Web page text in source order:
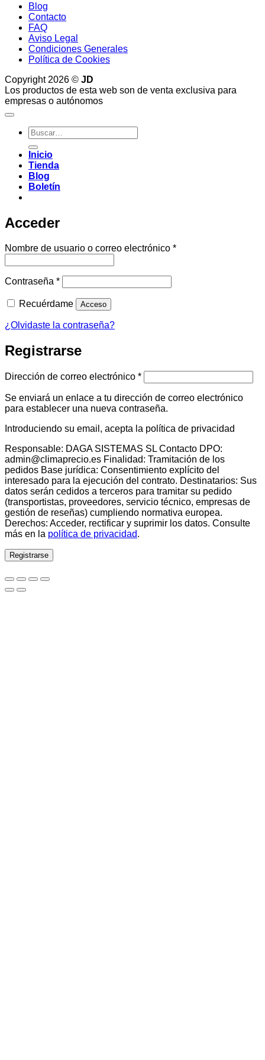
Blog
Contacto
FAQ
Aviso Legal
Condiciones Generales
Política de Cookies
Copyright 2026 © JD
Los productos de esta web son de venta exclusiva para
empresas o autónomos
Buscar
por:
Inicio
Tienda
Blog
Boletín
Acceder
Nombre de usuario o correo electrónico *Obligatorio
Contraseña *Obligatorio
Recuérdame Acceso
¿Olvidaste la contraseña?
Registrarse
Dirección de correo electrónico *Obligatorio
Se enviará un enlace a tu dirección de correo electrónico
para establecer una nueva contraseña.
Introduciendo su email, acepta la política de privacidad
Responsable: DAGA SISTEMAS SL Contacto DPO:
admin@climaprecio.es Finalidad: Tramitación de los
pedidos Base jurídica: Consentimiento explícito del
interesado para la ejecución del contrato. Destinatarios: Sus
datos serán cedidos a terceros para tramitar su pedido
(transportistas, proveedores, servicio técnico, empresas de
gestión de reseñas) cumpliendo normativa europea.
Derechos: Acceder, rectificar y suprimir los datos. Consulte
más en la política de privacidad.
Registrarse